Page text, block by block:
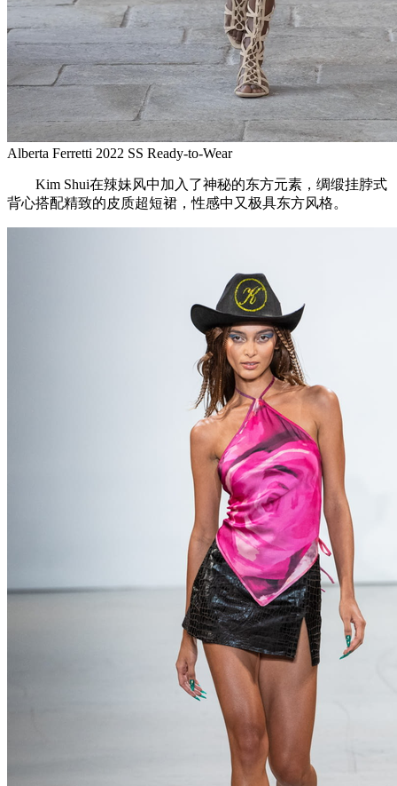
Alberta Ferretti 2022 SS Ready-to-Wear
Kim Shui在辣妹风中加入了神秘的东方元素，绸缎挂脖式
背心搭配精致的皮质超短裙，性感中又极具东方风格。